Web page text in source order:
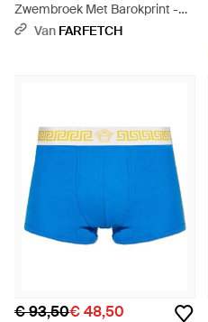
Zwembroek Met Barokprint -
RoodVan FARFETCH
€ 93,50€ 48,50